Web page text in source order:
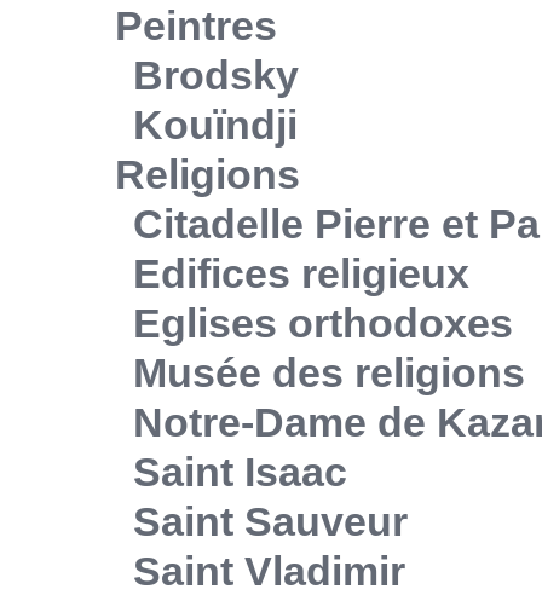
Peintres
Brodsky
Kouïndji
Religions
Citadelle Pierre et
Edifices religieux
Eglises orthodoxes
Musée des religions
Notre-Dame de
Saint Isaac
Saint Sauveur
Saint Vladimir